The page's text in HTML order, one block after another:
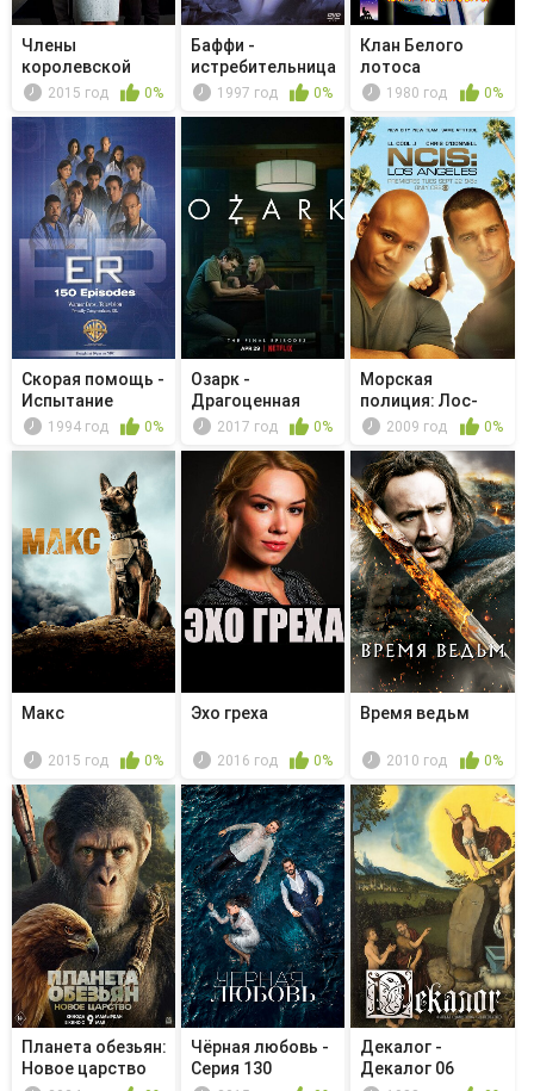
Члены
королевской
семьи - O,
2015 год 0%
Баффи -
истребительница
вампиров - Ин...
1997 год 0%
Клан Белого
лотоса
1980 год 0%
Скорая помощь -
Испытание
1994 год 0%
Озарк -
Драгоценная
кровь Иисуса
2017 год 0%
Морская
полиция: Лос-
Анджелес -
2009 год 0%
Макс
2015 год 0%
Эхо греха
2016 год 0%
Время ведьм
2010 год 0%
Планета обезьян:
Новое царство
Чёрная любовь -
Серия 130
Декалог -
Декалог 06